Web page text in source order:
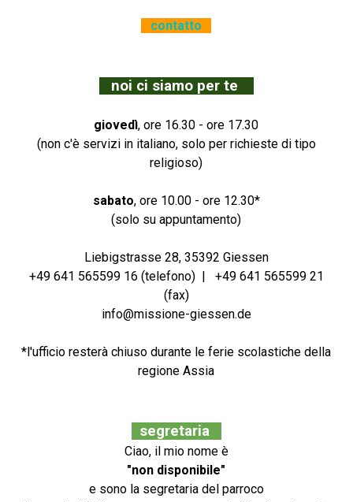
contatto
noi ci siamo per te
giovedì, ore 16.30 - ore 17.30
(non c'è servizi in italiano, solo per richieste di tipo
religioso)
sabato, ore 10.00 - ore 12.30*
(solo su appuntamento)
Liebigstrasse 28, 35392 Giessen
+49 641 565599 16 (telefono) | +49 641 565599 21
(fax)
info@missione-giessen.de
*l'ufficio resterà chiuso durante le ferie scolastiche della
regione Assia
segretaria
Ciao, il mio nome è
"non disponibile"
e sono la segretaria del parroco